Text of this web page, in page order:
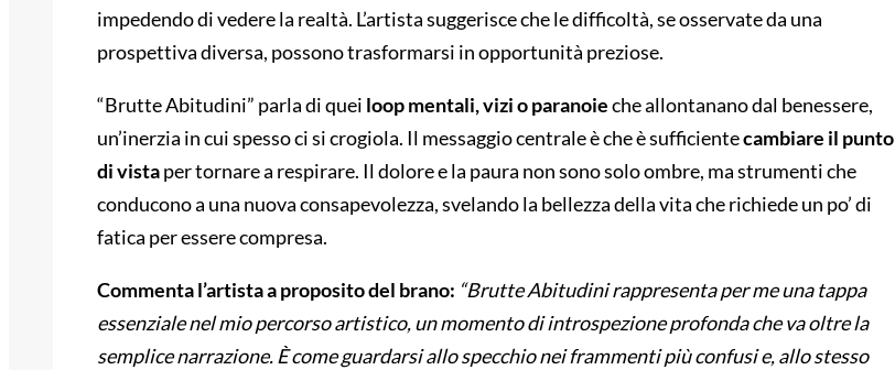
impedendo di vedere la realtà. L’artista suggerisce che le difficoltà, se osservate da una
prospettiva diversa, possono trasformarsi in opportunità preziose.
“Brutte Abitudini” parla di quei loop mentali, vizi o paranoieche allontanano dal benessere,
un’inerzia in cui spesso ci si crogiola. Il messaggio centrale è che è sufficientecambiare il punto
di vistaper tornare a respirare. Il dolore e la paura non sono solo ombre, ma strumenti che
conducono a una nuova consapevolezza, svelando la bellezza della vita che richiede un po’ di
fatica per essere compresa.
Commenta l’artista a proposito del brano: “Brutte Abitudini rappresenta per me una tappa
essenziale nel mio percorso artistico, un momento di introspezione profonda che va oltre la
semplice narrazione. È come guardarsi allo specchio nei frammenti più confusi e, allo stesso